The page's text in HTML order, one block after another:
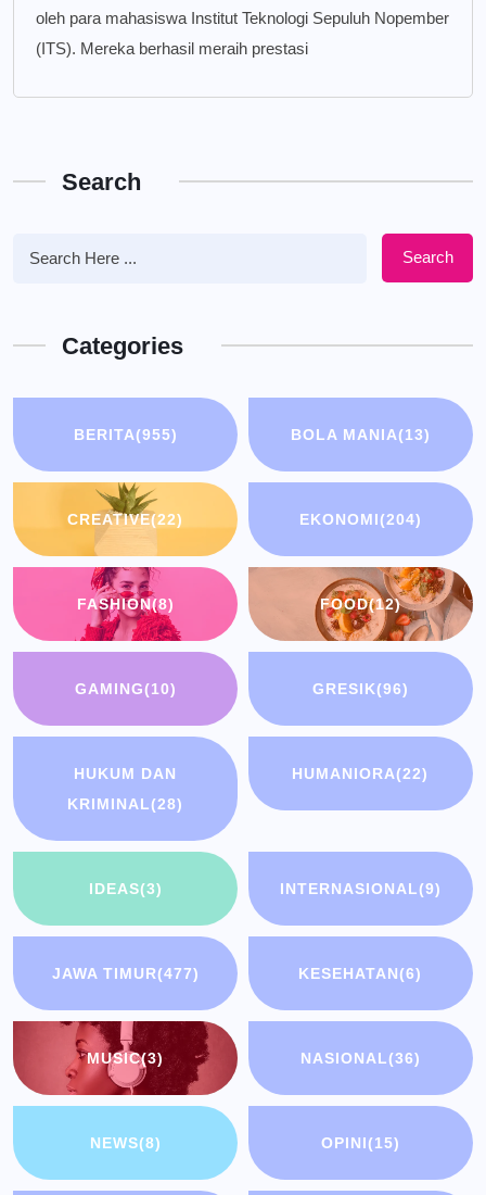
oleh para mahasiswa Institut Teknologi Sepuluh Nopember
(ITS). Mereka berhasil meraih prestasi
Search
Search
Categories
BERITA(955) BOLA MANIA(13)
CREATIVE(22) EKONOMI(204)
FASHION(8) FOOD(12)
GAMING(10) GRESIK(96)
HUKUM DAN
KRIMINAL(28)
HUMANIORA(22)
IDEAS(3) INTERNASIONAL(9)
JAWA TIMUR(477) KESEHATAN(6)
MUSIC(3) NASIONAL(36)
NEWS(8) OPINI(15)